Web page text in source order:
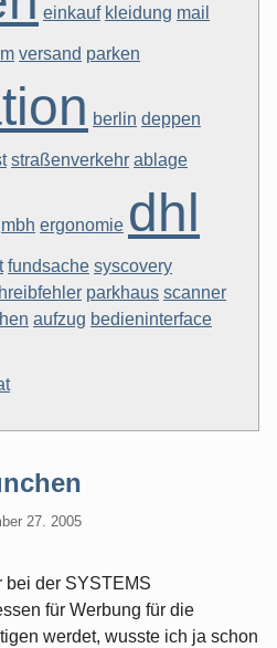
einkauf kleidung mail
versand parken
berlin deppen
straßenverkehr ablage
ergonomie dhl
fundsache syscovery
parkhaus scanner
aufzug bedieninterface
27. 2005
bei der SYSTEMS
für Werbung für die
werdet, wusste ich ja schon